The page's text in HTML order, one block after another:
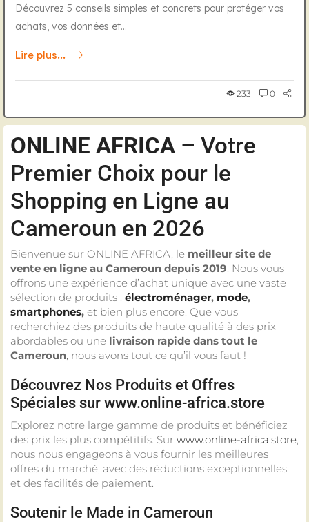
Découvrez 5 conseils simples et concrets pour protéger vos
achats, vos données et...
Lire plus...
233 0
ONLINE AFRICA – Votre
Premier Choix pour le
Shopping en Ligne au
Cameroun en 2026
Bienvenue sur ONLINE AFRICA, le meilleur site de
vente en ligne au Cameroun depuis 2019. Nous vous
offrons une expérience d’achat unique avec une vaste
sélection de produits : électroménager, mode,
smartphones, et bien plus encore. Que vous
recherchiez des produits de haute qualité à des prix
abordables ou une livraison rapide dans tout le
Cameroun, nous avons tout ce qu’il vous faut !
Découvrez Nos Produits et Offres
Spéciales surwww.online-africa.store
Explorez notre large gamme de produits et bénéficiez
des prix les plus compétitifs. Sur www.online-africa.store,
nous nous engageons à vous fournir les meilleures
offres du marché, avec des réductions exceptionnelles
et des facilités de paiement.
Soutenir le Made in Cameroun